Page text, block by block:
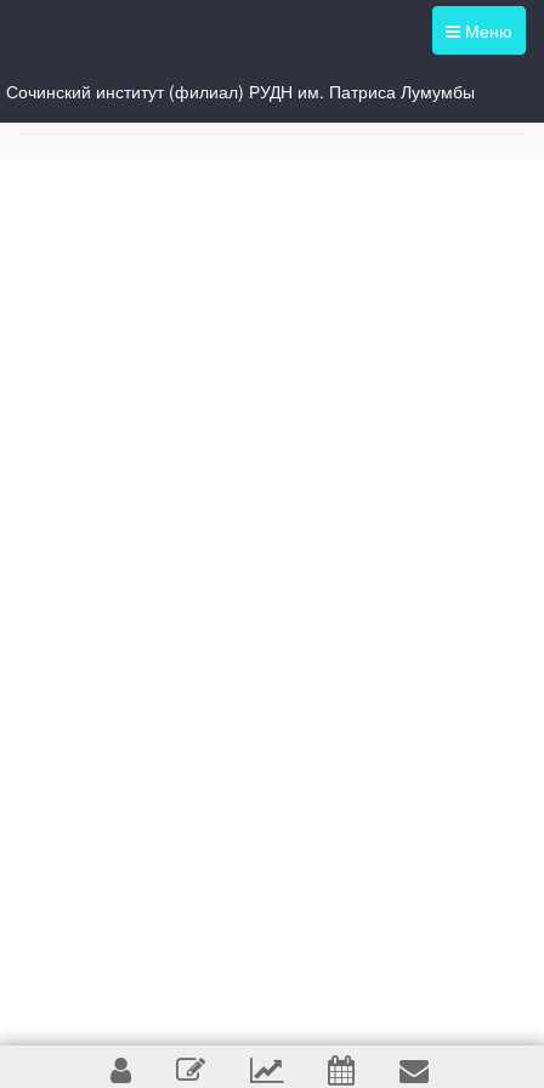
Меню
Сочинский институт (филиал) РУДН им. Патриса Лумумбы